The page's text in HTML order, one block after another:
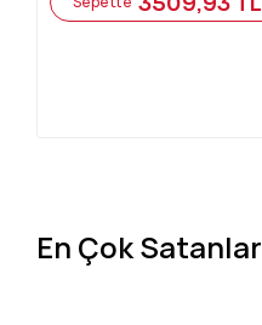
En Çok Satanlar